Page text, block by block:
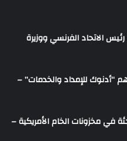
الاتحاد الفرنسي ووزيرة
من أسهم “أدنوك للإمداد والخدمات” –
في مخزونات الخام الأمريكية –